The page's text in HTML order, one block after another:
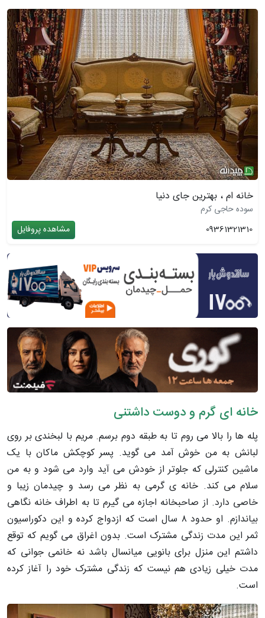
خانه ام ، بهترین جای دنیا
سوده حاجی کرم
09361321310
مشاهده پروفایل
خانه ای گرم و دوست داشتنی
پله ها را بالا می روم تا به طبقه دوم برسم. مریم با لبخندی بر روی
لبانش به من خوش آمد می گوید. پسر کوچکش ماکان با یک
ماشین کنترلی که جلوتر از خودش می آید وارد می شود و به من
سلام می کند. خانه ی گرمی به نظر می رسد و چیدمان زیبا و
خاصی دارد. از صاحبخانه اجازه می گیرم تا به اطراف خانه نگاهی
بیاندازم. او حدود ۸ سال است که ازدواج کرده و این دکوراسیون
ثمر این مدت زندگی مشترک است. بدون اغراق می گویم که توقع
داشتم این منزل برای بانویی میانسال باشد نه خانمی جوانی که
مدت خیلی زیادی هم نیست که زندگی مشترک خود را آغاز کرده
است.